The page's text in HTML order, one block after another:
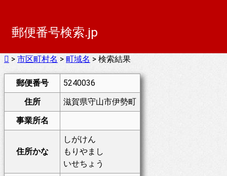
郵便番号検索.jp
> 市区町村名 > 町域名 > 検索結果
郵便番号
5240036
住所
滋賀県守山市伊勢町
事業所名
住所かな
しがけん
もりやまし
いせちょう